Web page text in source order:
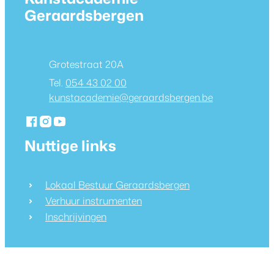
Geraardsbergen
AdresGrotestraat 20A
054 43 02 00
E-mailkunstacademie@geraardsbergen.be
Facebook
Instagram
YouTube
Nuttige links
Lokaal Bestuur Geraardsbergen
Verhuur instrumenten
Inschrijvingen